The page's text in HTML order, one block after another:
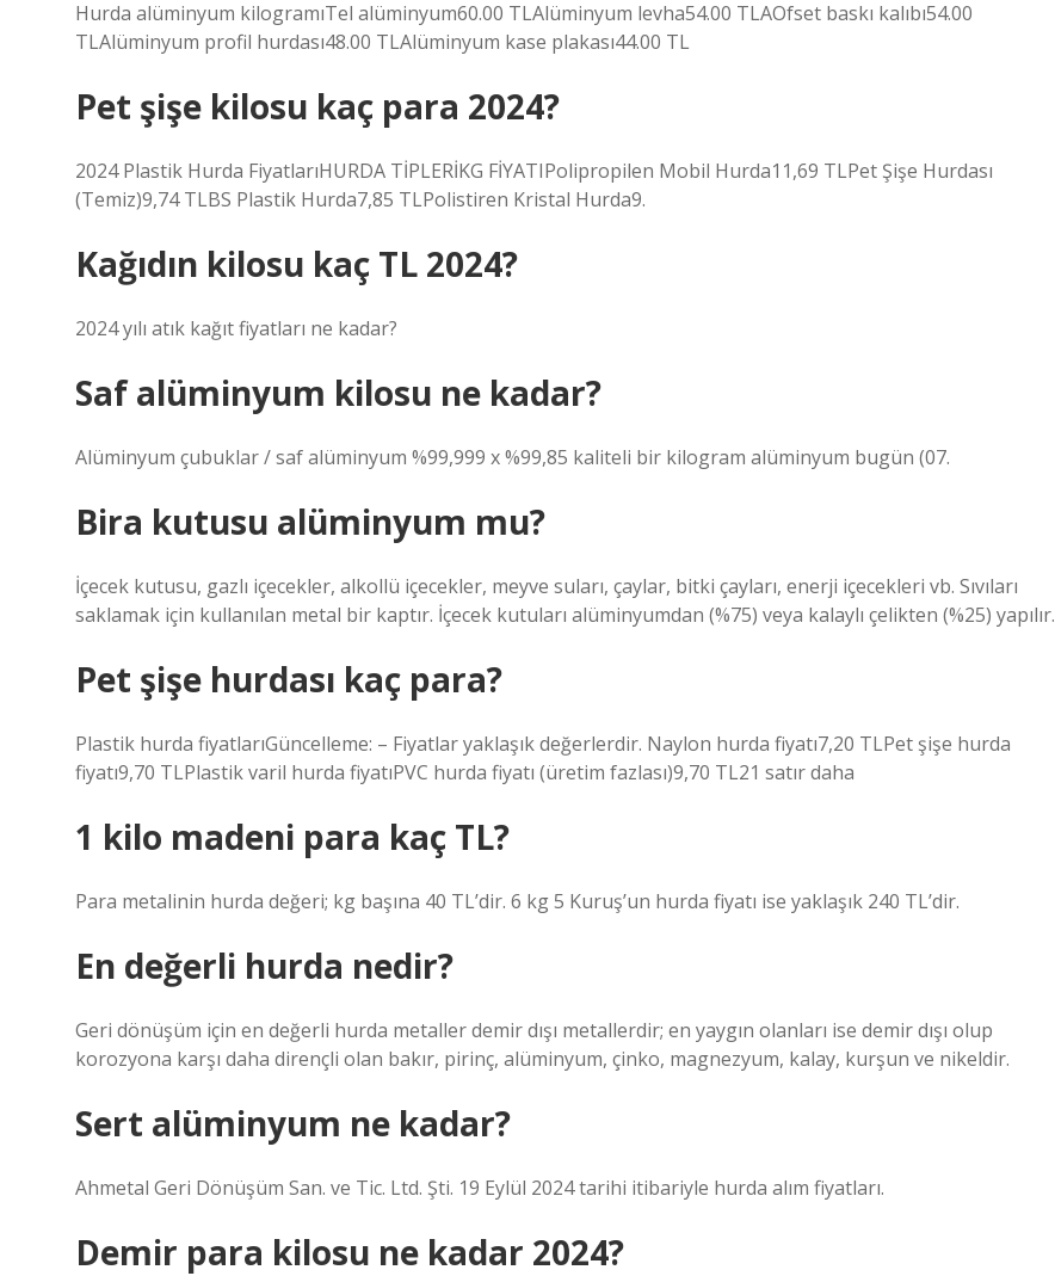
Hurda alüminyum kilogramıTel alüminyum60.00 TLAlüminyum levha54.00 TLAOfset baskı kalıbı54.00
TLAlüminyum profil hurdası48.00 TLAlüminyum kase plakası44.00 TL
Pet şişe kilosu kaç para 2024?
2024 Plastik Hurda FiyatlarıHURDA TİPLERİKG FİYATIPolipropilen Mobil Hurda11,69 TLPet Şişe Hurdası
(Temiz)9,74 TLBS Plastik Hurda7,85 TLPolistiren Kristal Hurda9.
Kağıdın kilosu kaç TL 2024?
2024 yılı atık kağıt fiyatları ne kadar?
Saf alüminyum kilosu ne kadar?
Alüminyum çubuklar / saf alüminyum %99,999 x %99,85 kaliteli bir kilogram alüminyum bugün (07.
Bira kutusu alüminyum mu?
İçecek kutusu, gazlı içecekler, alkollü içecekler, meyve suları, çaylar, bitki çayları, enerji içecekleri vb. Sıvıları
saklamak için kullanılan metal bir kaptır. İçecek kutuları alüminyumdan (%75) veya kalaylı çelikten (%25) yapılır.
Pet şişe hurdası kaç para?
Plastik hurda fiyatlarıGüncelleme: – Fiyatlar yaklaşık değerlerdir. Naylon hurda fiyatı7,20 TLPet şişe hurda
fiyatı9,70 TLPlastik varil hurda fiyatıPVC hurda fiyatı (üretim fazlası)9,70 TL21 satır daha
1 kilo madeni para kaç TL?
Para metalinin hurda değeri; kg başına 40 TL’dir. 6 kg 5 Kuruş’un hurda fiyatı ise yaklaşık 240 TL’dir.
En değerli hurda nedir?
Geri dönüşüm için en değerli hurda metaller demir dışı metallerdir; en yaygın olanları ise demir dışı olup
korozyona karşı daha dirençli olan bakır, pirinç, alüminyum, çinko, magnezyum, kalay, kurşun ve nikeldir.
Sert alüminyum ne kadar?
Ahmetal Geri Dönüşüm San. ve Tic. Ltd. Şti. 19 Eylül 2024 tarihi itibariyle hurda alım fiyatları.
Demir para kilosu ne kadar 2024?